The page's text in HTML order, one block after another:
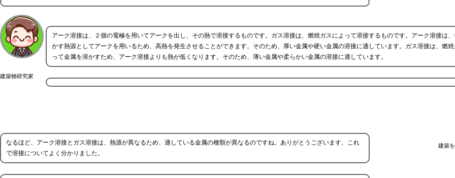
建築物研究家
アーク溶接は、２個の電極を用いてアークを出し、その熱で溶接するものです。ガス溶接は、燃焼ガスによって溶接するものです。アーク溶接は
かす熱源としてアークを用いるため、高熱を発生させることができます。そのため、厚い金属や硬い金属の溶接に適しています。ガス溶接は、燃焼
って金属を溶かすため、アーク溶接よりも熱が低くなります。そのため、薄い金属や柔らかい金属の溶接に適しています。
建築
なるほど、アーク溶接とガス溶接は、熱源が異なるため、適している金属の種類が異なるのですね。ありがとうございます、これ
で溶接についてよく分かりました。